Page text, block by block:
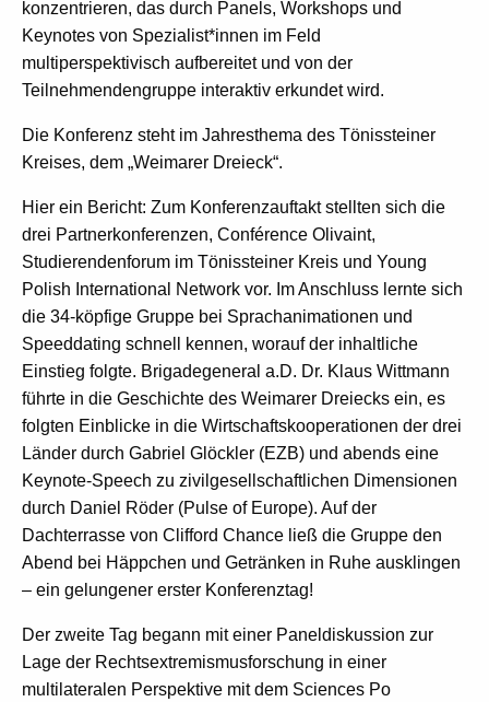
konzentrieren, das durch Panels, Workshops und
Keynotes von Spezialist*innen im Feld
multiperspektivisch aufbereitet und von der
Teilnehmendengruppe interaktiv erkundet wird.
Die Konferenz steht im Jahresthema des Tönissteiner
Kreises, dem „Weimarer Dreieck“.
Hier ein Bericht: Zum Konferenzauftakt stellten sich die
drei Partnerkonferenzen, Conférence Olivaint,
Studierendenforum im Tönissteiner Kreis und Young
Polish International Network vor. Im Anschluss lernte sich
die 34-köpfige Gruppe bei Sprachanimationen und
Speeddating schnell kennen, worauf der inhaltliche
Einstieg folgte. Brigadegeneral a.D. Dr. Klaus Wittmann
führte in die Geschichte des Weimarer Dreiecks ein, es
folgten Einblicke in die Wirtschaftskooperationen der drei
Länder durch Gabriel Glöckler (EZB) und abends eine
Keynote-Speech zu zivilgesellschaftlichen Dimensionen
durch Daniel Röder (Pulse of Europe). Auf der
Dachterrasse von Clifford Chance ließ die Gruppe den
Abend bei Häppchen und Getränken in Ruhe ausklingen
– ein gelungener erster Konferenztag!
Der zweite Tag begann mit einer Paneldiskussion zur
Lage der Rechtsextremismusforschung in einer
multilateralen Perspektive mit dem Sciences Po